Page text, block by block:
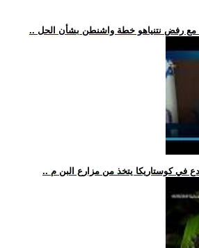
مع رفض نتنياهو خطة واشنطن بشأن الحل
في كوستاريكا يتخذ من مزارع البن م